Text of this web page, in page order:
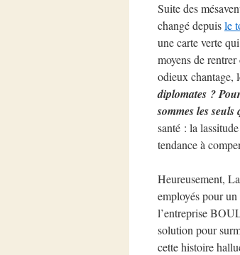
Suite des
changé depuisle
une carte verte
moyens de
odieux chantage,
diplomates ?
sommes les
santé : la
tendance à
Heureusement,
employés pour
l’entreprise
solution pour
cette histoire